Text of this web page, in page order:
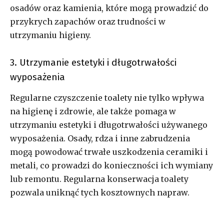
osadów oraz kamienia, które mogą prowadzić do
przykrych zapachów oraz trudności w
utrzymaniu higieny.
3. Utrzymanie estetyki i długotrwałości
wyposażenia
Regularne czyszczenie toalety nie tylko wpływa
na higienę i zdrowie, ale także pomaga w
utrzymaniu estetyki i długotrwałości używanego
wyposażenia. Osady, rdza i inne zabrudzenia
mogą powodować trwałe uszkodzenia ceramiki i
metali, co prowadzi do konieczności ich wymiany
lub remontu. Regularna konserwacja toalety
pozwala uniknąć tych kosztownych napraw.